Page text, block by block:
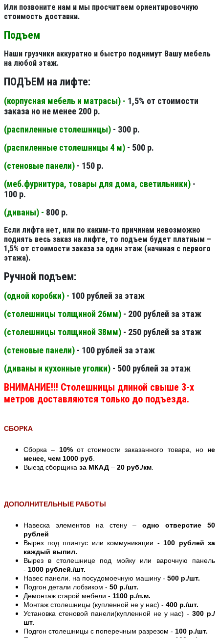
Или позвоните нам и мы просчитаем ориентировочную
стоимость доставки.
Подъем
Наши грузчики аккуратно и быстро поднимут Вашу мебель
на любой этаж.
ПОДЪЕМ на лифте:
(корпусная мебель и матрасы) - 1,5% от стоимости
заказа но не менее 200 р.
(распиленные столешницы) - 300 р.
(распиленные столешницы 4 м) - 500 р.
(стеновые панели) - 150 р.
(меб.фурнитура, товары для дома, светильники) -
100 р.
(диваны) - 800 р.
Если лифта нет, или по каким-то причинам невозможно
поднять весь заказ на лифте, то подъем будет платным –
1,5% от стоимости заказа за один этаж (начиная с первого
этажа).
Ручной подъем:
(одной коробки) - 100 рублей за этаж
(столешницы толщиной 26мм) - 200 рублей за этаж
(столешницы толщиной 38мм) - 250 рублей за этаж
(стеновые панели) - 100 рублей за этаж
(диваны и кухонные уголки) - 500 рублей за этаж
ВНИМАНИЕ!!! Столешницы длиной свыше 3-х
метров доставляются только до подъезда.
СБОРКА
Сборка – 10%от стоимости заказанного товара, но не
менее, чем 1000 руб
Выезд сборщика за МКАД – 20 руб./км
ДОПОЛНИТЕЛЬНЫЕ РАБОТЫ
Навеска элементов на стену –одно отверстие 50
рублей
Вырез под плинтус или коммуникации - 100 рублей за
каждый выпил.
Вырез в столешнице под мойку или варочную панель
- 1000 рублей./шт.
Навес панели. на посудомоечную машину - 500 р./шт.
Подгон детали лобзиком - 50 р./шт.
Демонтаж старой мебели - 1100 р./п.м.
Монтаж столешницы (купленной не у нас) - 400 р./шт.
Установка стеновой панели(купленной не у нас) -300 р./
шт.
Подгон столешницы с поперечным разрезом - 100 р./шт.